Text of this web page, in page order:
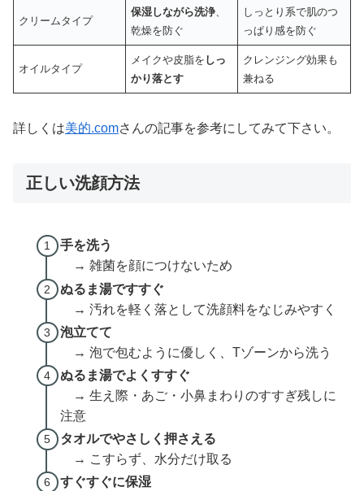
クリームタイプ
保湿しながら洗浄、
乾燥を防ぐ
しっとり系で肌のつ
っぱり感を防ぐ
オイルタイプ
メイクや皮脂を しっ
かり落とす
クレンジング効果も
兼ねる
詳しくは美的.comさんの記事を参考にしてみて下さい。
正しい洗顔方法
手を洗う
→ 雑菌を顔につけないため
ぬるま湯ですすぐ
→ 汚れを軽く落として洗顔料をなじみやすく
泡立てて
→ 泡で包むように優しく、Tゾーンから洗う
ぬるま湯でよくすすぐ
→ 生え際・あご・小鼻まわりのすすぎ残しに
注意
タオルでやさしく押さえる
→ こすらず、水分だけ取る
すぐすぐに保湿